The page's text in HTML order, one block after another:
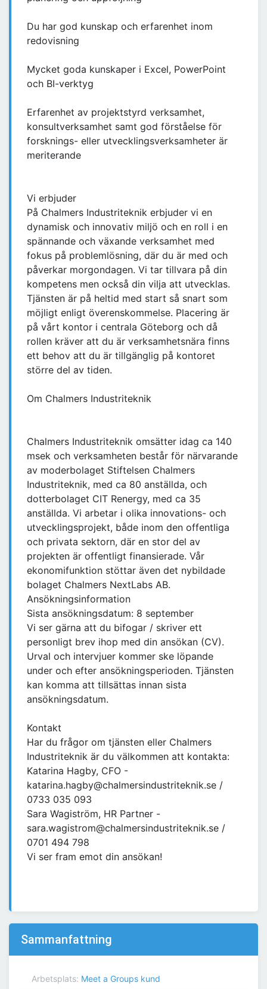
Du har god kunskap och erfarenhet inom
redovisning
Mycket goda kunskaper i Excel, PowerPoint
och BI-verktyg
Erfarenhet av projektstyrd verksamhet,
konsultverksamhet samt god förståelse för
forsknings- eller utvecklingsverksamheter är
meriterande
Vi erbjuder
På Chalmers Industriteknik erbjuder vi en
dynamisk och innovativ miljö och en roll i en
spännande och växande verksamhet med
fokus på problemlösning, där du är med och
påverkar morgondagen. Vi tar tillvara på din
kompetens men också din vilja att utvecklas.
Tjänsten är på heltid med start så snart som
möjligt enligt överenskommelse. Placering är
på vårt kontor i centrala Göteborg och då
rollen kräver att du är verksamhetsnära finns
ett behov att du är tillgänglig på kontoret
större del av tiden.
Om Chalmers Industriteknik
Chalmers Industriteknik omsätter idag ca 140
msek och verksamheten består för närvarande
av moderbolaget Stiftelsen Chalmers
Industriteknik, med ca 80 anställda, och
dotterbolaget CIT Renergy, med ca 35
anställda. Vi arbetar i olika innovations- och
utvecklingsprojekt, både inom den offentliga
och privata sektorn, där en stor del av
projekten är offentligt finansierade. Vår
ekonomifunktion stöttar även det nybildade
bolaget Chalmers NextLabs AB.
Ansökningsinformation
Sista ansökningsdatum: 8 september
Vi ser gärna att du bifogar / skriver ett
personligt brev ihop med din ansökan (CV).
Urval och intervjuer kommer ske löpande
under och efter ansökningsperioden. Tjänsten
kan komma att tillsättas innan sista
ansökningsdatum.
Kontakt
Har du frågor om tjänsten eller Chalmers
Industriteknik är du välkommen att kontakta:
Katarina Hagby, CFO -
katarina.hagby@chalmersindustriteknik.se /
0733 035 093
Sara Wagiström, HR Partner -
sara.wagistrom@chalmersindustriteknik.se /
0701 494 798
Vi ser fram emot din ansökan!
Sammanfattning
Arbetsplats: Meet a Groups kund